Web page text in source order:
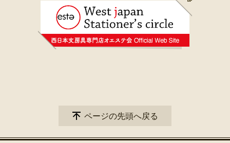
ページの先頭へ戻る